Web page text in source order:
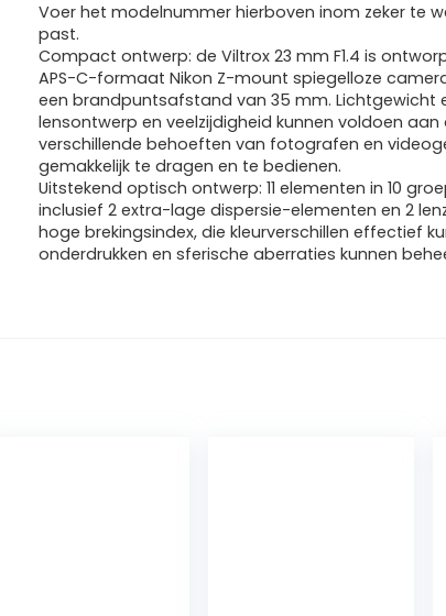
Voer het modelnummer hierboven inom zeker te
past.
Compact ontwerp: de Viltrox 23 mm F1.4 is
APS-C-formaat Nikon Z-mount spiegelloze
een brandpuntsafstand van 35 mm. Lichtgewicht
lensontwerp en veelzijdigheid kunnen voldoen aan
verschillende behoeften van fotografen en
gemakkelijk te dragen en te bedienen.
Uitstekend optisch ontwerp: 11 elementen in 10
inclusief 2 extra-lage dispersie-elementen en 2
hoge brekingsindex, die kleurverschillen effectief
onderdrukken en sferische aberraties kunnen